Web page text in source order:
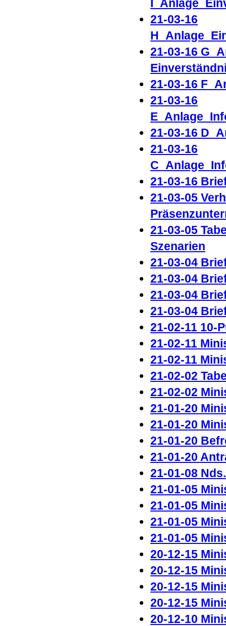
21-03-16
21-03-16
21-03-16
21-03-16
21-03-16
21-03-16
21-03-16
21-03-05
21-03-05
Szenarien
21-03-04
21-03-04
21-03-04
21-03-04
21-02-11 10-
21-02-11
21-02-11
21-02-02
21-02-02
21-01-20
21-01-20
21-01-20
21-01-20
21-01-08
21-01-05
21-01-05
21-01-05
21-01-05
20-12-15
20-12-15
20-12-15
20-12-15
20-12-10